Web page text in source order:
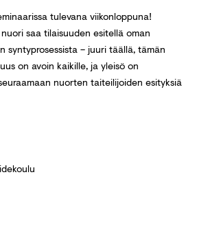
tulevana viikonloppuna!
saa tilaisuuden esitellä oman
syntyprosessista – juuri täällä, tämän
on avoin kaikille, ja yleisö on
nuorten taiteilijoiden esityksiä